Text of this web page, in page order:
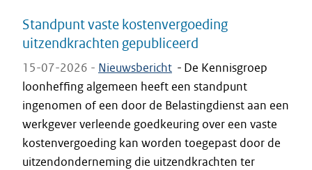
Standpunt vaste kostenvergoeding
uitzendkrachten gepubliceerd
15-07-2026 - Nieuwsbericht - De Kennisgroep
loonheffing algemeen heeft een standpunt
ingenomen of een door de Belastingdienst aan een
werkgever verleende goedkeuring over een vaste
kostenvergoeding kan worden toegepast door de
uitzendonderneming die uitzendkrachten ter